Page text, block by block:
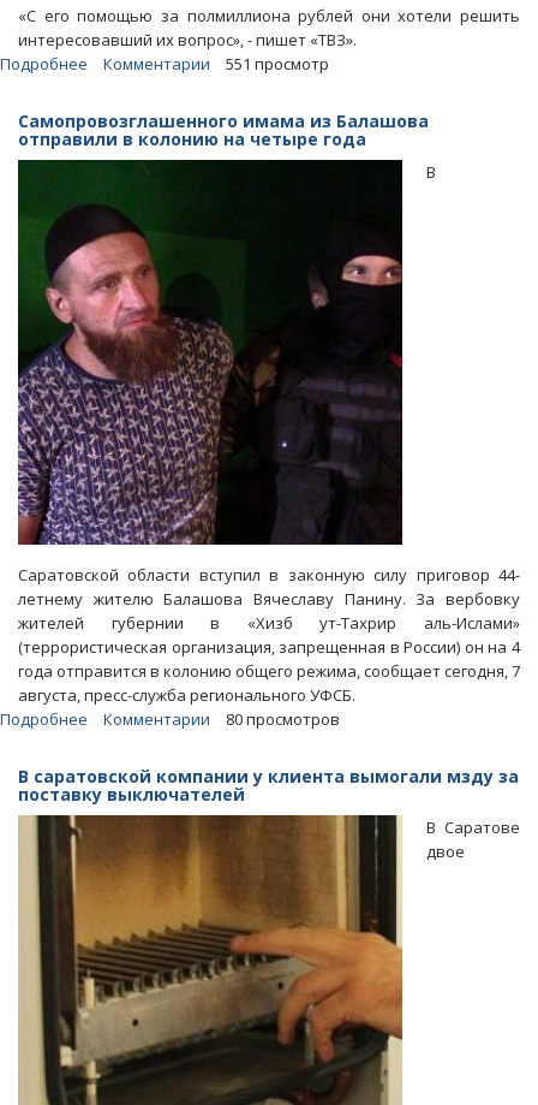
«С его помощью за полмиллиона рублей они хотели решить
интересовавший их вопрос», - пишет «ТВЗ».
Подробнее
чекисты
задержали
подкупить
их
коллегу
мужчин
Комментарии 551 просмотр
Самопровозглашенного имама из Балашова
отправили в колонию на четыре года
В
Саратовской области вступил в законную силу приговор 44-
летнему жителю Балашова Вячеславу Панину. За вербовку
жителей губернии в «Хизб ут-Тахрир аль-Ислами»
(террористическая организация, запрещенная в России) он на 4
года отправится в колонию общего режима, сообщает сегодня, 7
августа, пресс-служба регионального УФСБ.
Подробнее
из
Балашова
в
колонию
четыре
года
Комментарии 80 просмотров
В саратовской компании у клиента вымогали мзду за
поставку выключателей
В Саратове
двое